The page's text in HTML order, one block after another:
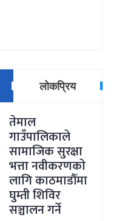
लोकप्रिय
तेमाल
गाउँपालिकाले
सामाजिक सुरक्षा
भत्ता नवीकरणकाे
लागि काठमाडौँमा
घुम्ती शिविर
सञ्चालन गर्ने